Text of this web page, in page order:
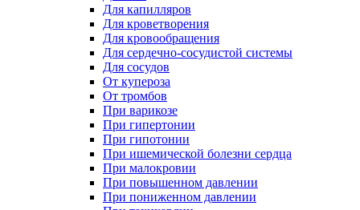
Для капилляров
Для кроветворения
Для кровообращения
Для сердечно-сосудистой системы
Для сосудов
От купероза
От тромбов
При варикозе
При гипертонии
При гипотонии
При ишемической болезни сердца
При малокровии
При повышенном давлении
При пониженном давлении